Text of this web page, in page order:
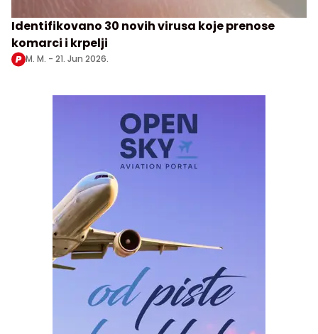
Identifikovano 30 novih virusa koje prenose
komarci i krpelji
M. M. - 21. Jun 2026.